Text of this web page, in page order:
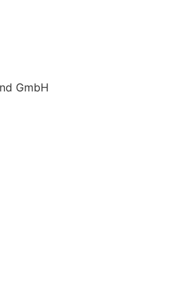
GmbH